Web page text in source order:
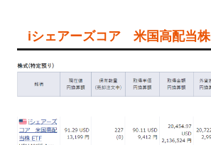
iシェアーズコア 米国高配当株